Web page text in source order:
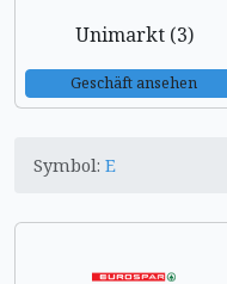
Unimarkt (3)
Geschäft ansehen
Symbol: E